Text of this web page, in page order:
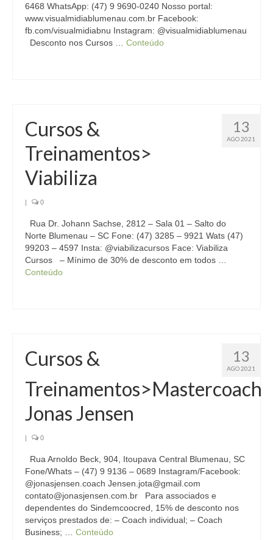
6468 WhatsApp: (47) 9 9690-0240 Nosso portal:
www.visualmidiablumenau.com.br Facebook:
fb.com/visualmidiabnu Instagram: @visualmidiablumenau
Desconto nos Cursos … Conteúdo
13
AGO 2021
Cursos &
Treinamentos>
Viabiliza
| 0
Rua Dr. Johann Sachse, 2812 – Sala 01 – Salto do
Norte Blumenau – SC Fone: (47) 3285 – 9921 Wats (47)
99203 – 4597 Insta: @viabilizacursos Face: Viabiliza
Cursos – Mínimo de 30% de desconto em todos …
Conteúdo
13
AGO 2021
Cursos &
Treinamentos>Mastercoach
Jonas Jensen
| 0
Rua Arnoldo Beck, 904, Itoupava Central Blumenau, SC
Fone/Whats – (47) 9 9136 – 0689 Instagram/Facebook:
@jonasjensen.coach Jensen.jota@gmail.com
contato@jonasjensen.com.br Para associados e
dependentes do Sindemcoocred, 15% de desconto nos
serviços prestados de: – Coach individual; – Coach
Business; … Conteúdo